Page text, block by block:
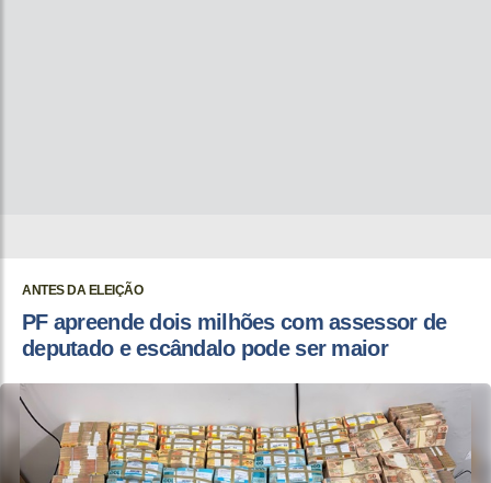
ANTES DA ELEIÇÃO
PF apreende dois milhões com assessor de
deputado e escândalo pode ser maior